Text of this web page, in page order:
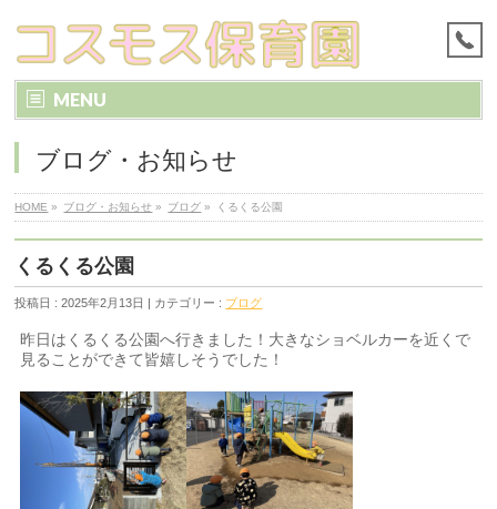
MENU
ブログ・お知らせ
HOME » ブログ・お知らせ » ブログ » くるくる公園
くるくる公園
投稿日 : 2025年2月13日 | カテゴリー : ブログ
昨日はくるくる公園へ行きました！大きなショベルカーを近くで
見ることができて皆嬉しそうでした！